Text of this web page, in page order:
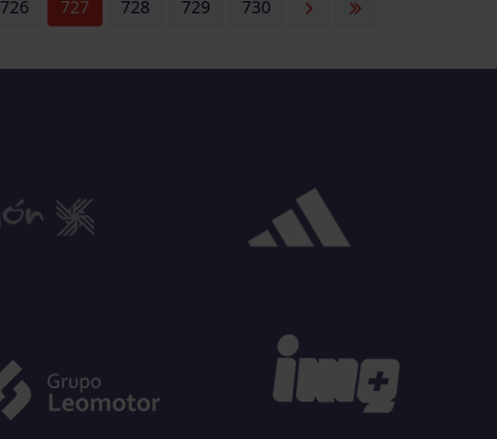
726 727 728 729 730